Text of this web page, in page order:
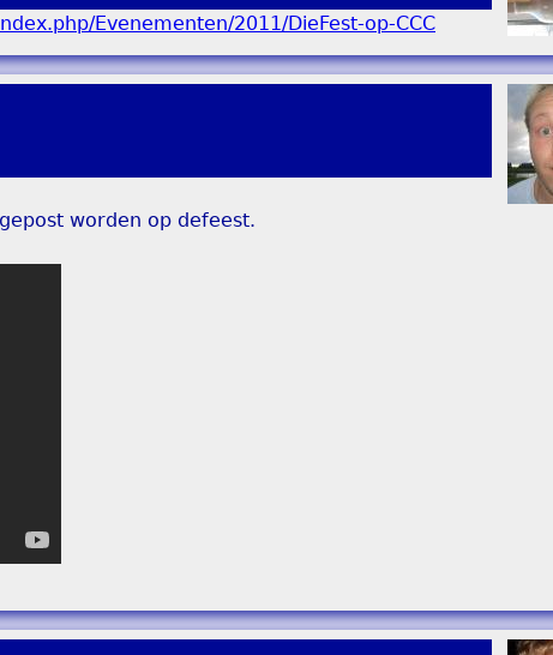
Evenementen/2011/DieFest-op-CCC
worden op defeest.